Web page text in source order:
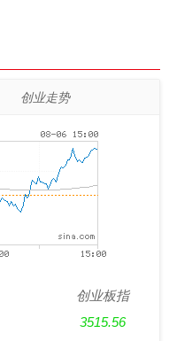
创业走势
创业板指
3515.56